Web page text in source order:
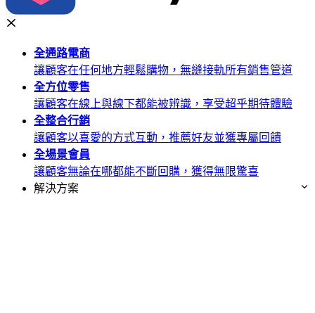
全通路電商
讓顧客在任何地方輕鬆購物，無縫接軌所有銷售管道
全方位零售
讓顧客在線上與線下都能被辨識，享受超乎期待體驗
全整合行銷
讓顧客以喜愛的方式互動，推薦好友並獲專屬回饋
全場景會員
讓顧客無論在哪都能不斷回購，獲得無限驚喜
解決方案